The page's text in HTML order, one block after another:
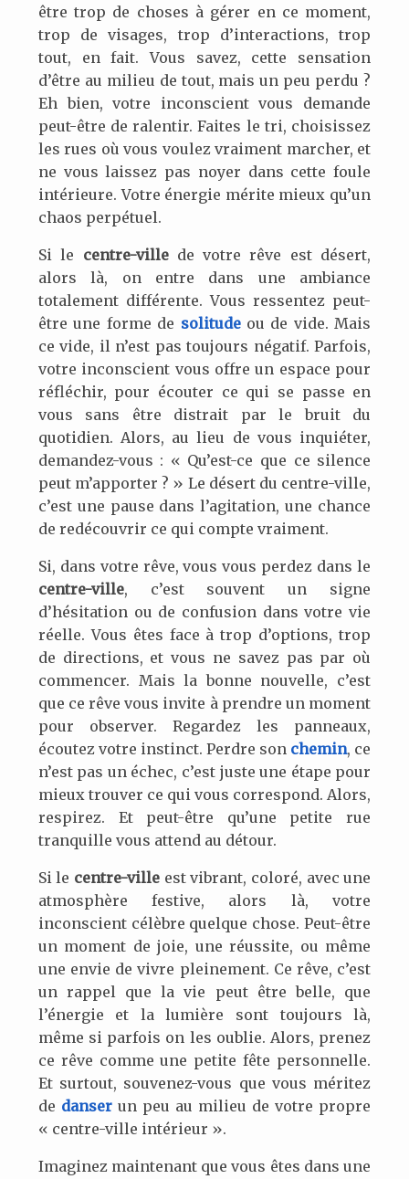
être trop de choses à gérer en ce moment,
trop de visages, trop d’interactions, trop
tout, en fait. Vous savez, cette sensation
d’être au milieu de tout, mais un peu perdu ?
Eh bien, votre inconscient vous demande
peut-être de ralentir. Faites le tri, choisissez
les rues où vous voulez vraiment marcher, et
ne vous laissez pas noyer dans cette foule
intérieure. Votre énergie mérite mieux qu’un
chaos perpétuel.
Si le centre-villede votre rêve est désert,
alors là, on entre dans une ambiance
totalement différente. Vous ressentez peut-
être une forme de solitudeou de vide. Mais
ce vide, il n’est pas toujours négatif. Parfois,
votre inconscient vous offre un espace pour
réfléchir, pour écouter ce qui se passe en
vous sans être distrait par le bruit du
quotidien. Alors, au lieu de vous inquiéter,
demandez-vous : « Qu’est-ce que ce silence
peut m’apporter ? » Le désert du centre-ville,
c’est une pause dans l’agitation, une chance
de redécouvrir ce qui compte vraiment.
Si, dans votre rêve, vous vous perdez dans le
centre-ville, c’est souvent un signe
d’hésitation ou de confusion dans votre vie
réelle. Vous êtes face à trop d’options, trop
de directions, et vous ne savez pas par où
commencer. Mais la bonne nouvelle, c’est
que ce rêve vous invite à prendre un moment
pour observer. Regardez les panneaux,
écoutez votre instinct. Perdre son chemin, ce
n’est pas un échec, c’est juste une étape pour
mieux trouver ce qui vous correspond. Alors,
respirez. Et peut-être qu’une petite rue
tranquille vous attend au détour.
Si le centre-ville est vibrant, coloré, avec une
atmosphère festive, alors là, votre
inconscient célèbre quelque chose. Peut-être
un moment de joie, une réussite, ou même
une envie de vivre pleinement. Ce rêve, c’est
un rappel que la vie peut être belle, que
l’énergie et la lumière sont toujours là,
même si parfois on les oublie. Alors, prenez
ce rêve comme une petite fête personnelle.
Et surtout, souvenez-vous que vous méritez
de danserun peu au milieu de votre propre
« centre-ville intérieur ».
Imaginez maintenant que vous êtes dans une